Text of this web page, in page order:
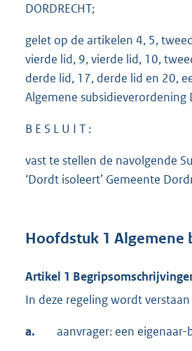
DORDRECHT;
gelet op de artikelen 4, 5,
vierde lid, 9, vierde lid, 10,
derde lid, 17, derde lid en 20,
Algemene subsidieverordening
B E S L U I T :
vast te stellen de navolgende
‘Dordt isoleert’ Gemeente
Hoofdstuk 1 Algemene
Artikel 1
In deze regeling wordt
a. aanvrager: een